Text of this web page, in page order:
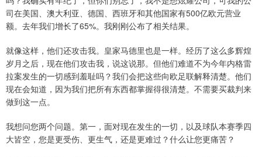
司在美国、澳大利亚、德国、西班牙和其他国家有500亿欧元营业
额。去年我们增长了65%。我刚刚公布了相关结果。
就像这样，他们还攻击我。皇家马德里也是一样。经历了这么多辉煌
岁月之后，现在他们攻击我，说这说那。但他们难道不为今年内格雷
拉案发生的一切感到羞耻吗？我们会把这些向欧足联解释清楚。他们
现在会知道，因为我们把所有东西都掌握得很清楚。不需要买裁判来
做到这一点。
我想问您两个问题。第一，面对现在发生的一切，以及球队本赛季四
大皆空，您是更受伤、更生气，还是更难过？什么让您更痛苦？